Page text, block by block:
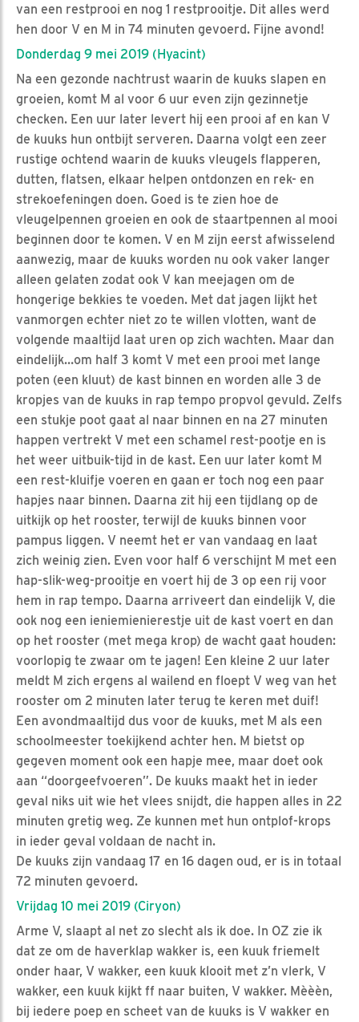
van een restprooi en nog 1 restprooitje. Dit alles werd
hen door V en M in 74 minuten gevoerd. Fijne avond!
Donderdag 9 mei 2019 (Hyacint)
Na een gezonde nachtrust waarin de kuuks slapen en
groeien, komt M al voor 6 uur even zijn gezinnetje
checken. Een uur later levert hij een prooi af en kan V
de kuuks hun ontbijt serveren. Daarna volgt een zeer
rustige ochtend waarin de kuuks vleugels flapperen,
dutten, flatsen, elkaar helpen ontdonzen en rek- en
strekoefeningen doen. Goed is te zien hoe de
vleugelpennen groeien en ook de staartpennen al mooi
beginnen door te komen. V en M zijn eerst afwisselend
aanwezig, maar de kuuks worden nu ook vaker langer
alleen gelaten zodat ook V kan meejagen om de
hongerige bekkies te voeden. Met dat jagen lijkt het
vanmorgen echter niet zo te willen vlotten, want de
volgende maaltijd laat uren op zich wachten. Maar dan
eindelijk…om half 3 komt V met een prooi met lange
poten (een kluut) de kast binnen en worden alle 3 de
kropjes van de kuuks in rap tempo propvol gevuld. Zelfs
een stukje poot gaat al naar binnen en na 27 minuten
happen vertrekt V met een schamel rest-pootje en is
het weer uitbuik-tijd in de kast. Een uur later komt M
een rest-kluifje voeren en gaan er toch nog een paar
hapjes naar binnen. Daarna zit hij een tijdlang op de
uitkijk op het rooster, terwijl de kuuks binnen voor
pampus liggen. V neemt het er van vandaag en laat
zich weinig zien. Even voor half 6 verschijnt M met een
hap-slik-weg-prooitje en voert hij de 3 op een rij voor
hem in rap tempo. Daarna arriveert dan eindelijk V, die
ook nog een ieniemienierestje uit de kast voert en dan
op het rooster (met mega krop) de wacht gaat houden:
voorlopig te zwaar om te jagen! Een kleine 2 uur later
meldt M zich ergens al wailend en floept V weg van het
rooster om 2 minuten later terug te keren met duif!
Een avondmaaltijd dus voor de kuuks, met M als een
schoolmeester toekijkend achter hen. M bietst op
gegeven moment ook een hapje mee, maar doet ook
aan “doorgeefvoeren”. De kuuks maakt het in ieder
geval niks uit wie het vlees snijdt, die happen alles in 22
minuten gretig weg. Ze kunnen met hun ontplof-krops
in ieder geval voldaan de nacht in.
De kuuks zijn vandaag 17 en 16 dagen oud, er is in totaal
72 minuten gevoerd.
Vrijdag 10 mei 2019 (Ciryon)
Arme V, slaapt al net zo slecht als ik doe. In OZ zie ik
dat ze om de haverklap wakker is, een kuuk friemelt
onder haar, V wakker, een kuuk klooit met z’n vlerk, V
wakker, een kuuk kijkt ff naar buiten, V wakker. Mèèèn,
bij iedere poep en scheet van de kuuks is V wakker en